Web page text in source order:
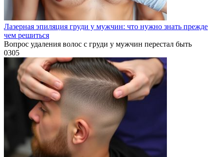
Лазерная эпиляция груди у мужчин: что нужно знать прежде
чем решиться
Вопрос удаления волос с груди у мужчин перестал быть
0305